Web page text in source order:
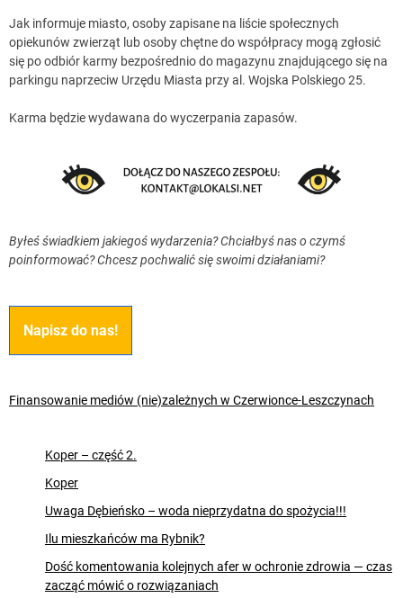
Jak informuje miasto, osoby zapisane na liście społecznych
opiekunów zwierząt lub osoby chętne do współpracy mogą zgłosić
się po odbiór karmy bezpośrednio do magazynu znajdującego się na
parkingu naprzeciw Urzędu Miasta przy al. Wojska Polskiego 25.
Karma będzie wydawana do wyczerpania zapasów.
Byłeś świadkiem jakiegoś wydarzenia? Chciałbyś nas o czymś
poinformować? Chcesz pochwalić się swoimi działaniami?
Napisz do nas!
Finansowanie mediów (nie)zależnych w Czerwionce-Leszczynach
Koper – część 2.
Koper
Uwaga Dębieńsko – woda nieprzydatna do spożycia!!!
Ilu mieszkańców ma Rybnik?
Dość komentowania kolejnych afer w ochronie zdrowia — czas
zacząć mówić o rozwiązaniach